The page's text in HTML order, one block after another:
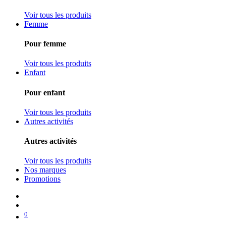
Voir tous les produits
Femme
Pour femme
Voir tous les produits
Enfant
Pour enfant
Voir tous les produits
Autres activités
Autres activités
Voir tous les produits
Nos marques
Promotions
0